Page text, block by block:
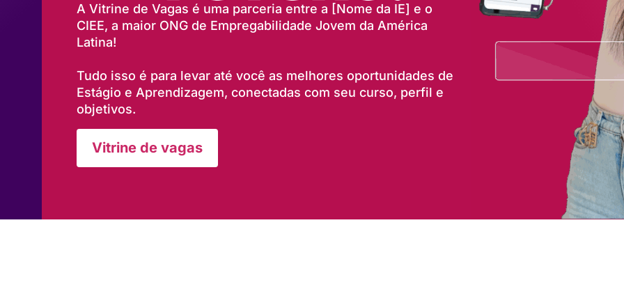
A Vitrine de Vagas é uma parceria entre a [Nome da IE] e o
CIEE, a maior ONG de Empregabilidade Jovem da América
Latina!
Tudo isso é para levar até você as melhores oportunidades de
Estágio e Aprendizagem, conectadas com seu curso, perfil e
objetivos.
Vitrine de vagas